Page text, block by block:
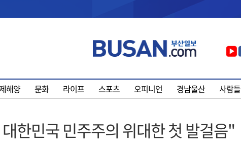
해양 문화 라이프 스포츠 오피니언 경남울산 사람들
한민국 민주주의 위대한 첫 발걸음"